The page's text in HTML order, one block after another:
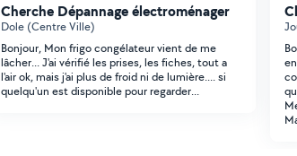
Cherche Dépannage électroménager
Dole (Centre Ville)
Bonjour, Mon frigo congélateur vient de me
lâcher... J'ai vérifié les prises, les fiches, tout a
l'air ok, mais j'ai plus de froid ni de lumière.... si
quelqu'un est disponible pour regarder...